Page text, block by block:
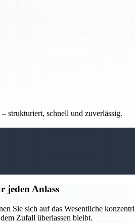
strukturiert, schnell und zuverlässig.
jeden Anlass
Sie sich auf das Wesentliche
Zufall überlassen bleibt.